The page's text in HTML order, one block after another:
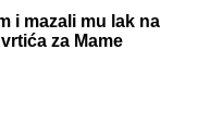
i mazali mu lak na
za Mame